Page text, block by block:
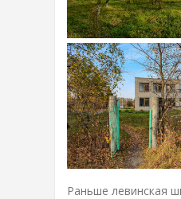
Раньше левинская